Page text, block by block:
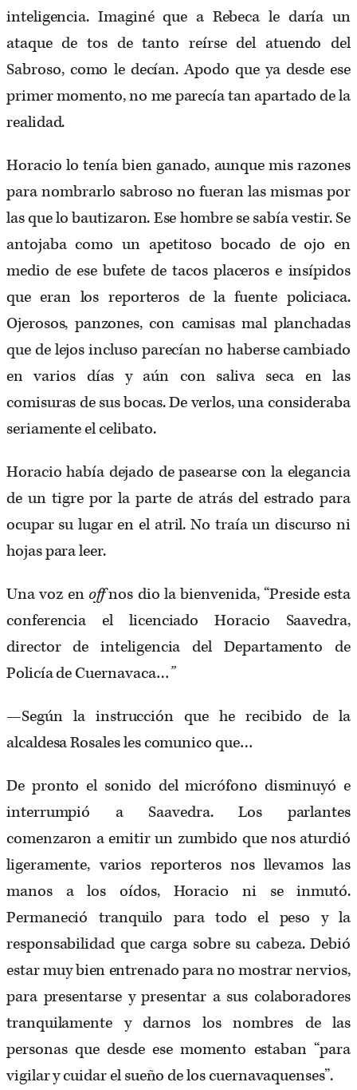
inteligencia. Imaginé que a Rebeca le daría un
ataque de tos de tanto reírse del atuendo del
Sabroso, como le decían. Apodo que ya desde ese
primer momento, no me parecía tan apartado de la
realidad.
Horacio lo tenía bien ganado, aunque mis razones
para nombrarlo sabroso no fueran las mismas por
las que lo bautizaron. Ese hombre se sabía vestir. Se
antojaba como un apetitoso bocado de ojo en
medio de ese bufete de tacos placeros e insípidos
que eran los reporteros de la fuente policiaca.
Ojerosos, panzones, con camisas mal planchadas
que de lejos incluso parecían no haberse cambiado
en varios días y aún con saliva seca en las
comisuras de sus bocas. De verlos, una consideraba
seriamente el celibato.
Horacio había dejado de pasearse con la elegancia
de un tigre por la parte de atrás del estrado para
ocupar su lugar en el atril. No traía un discurso ni
hojas para leer.
Una voz enoffnos dio la bienvenida, “Preside esta
conferencia el licenciado Horacio Saavedra,
director de inteligencia del Departamento de
Policía de Cuernavaca…”
—Según la instrucción que he recibido de la
alcaldesa Rosales les comunico que…
De pronto el sonido del micrófono disminuyó e
interrumpió a Saavedra. Los parlantes
comenzaron a emitir un zumbido que nos aturdió
ligeramente, varios reporteros nos llevamos las
manos a los oídos, Horacio ni se inmutó.
Permaneció tranquilo para todo el peso y la
responsabilidad que carga sobre su cabeza. Debió
estar muy bien entrenado para no mostrar nervios,
para presentarse y presentar a sus colaboradores
tranquilamente y darnos los nombres de las
personas que desde ese momento estaban “para
vigilar y cuidar el sueño de los cuernavaquenses”.